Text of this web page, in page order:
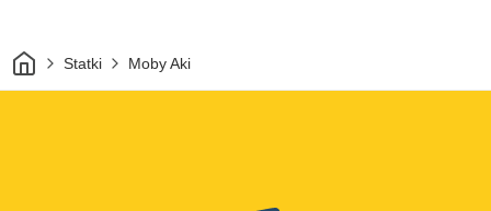
DomStatki Moby Aki